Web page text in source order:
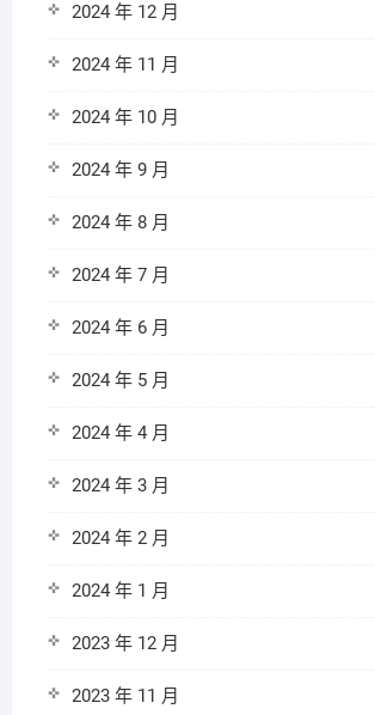
2024 年 12 月
2024 年 11 月
2024 年 10 月
2024 年 9 月
2024 年 8 月
2024 年 7 月
2024 年 6 月
2024 年 5 月
2024 年 4 月
2024 年 3 月
2024 年 2 月
2024 年 1 月
2023 年 12 月
2023 年 11 月